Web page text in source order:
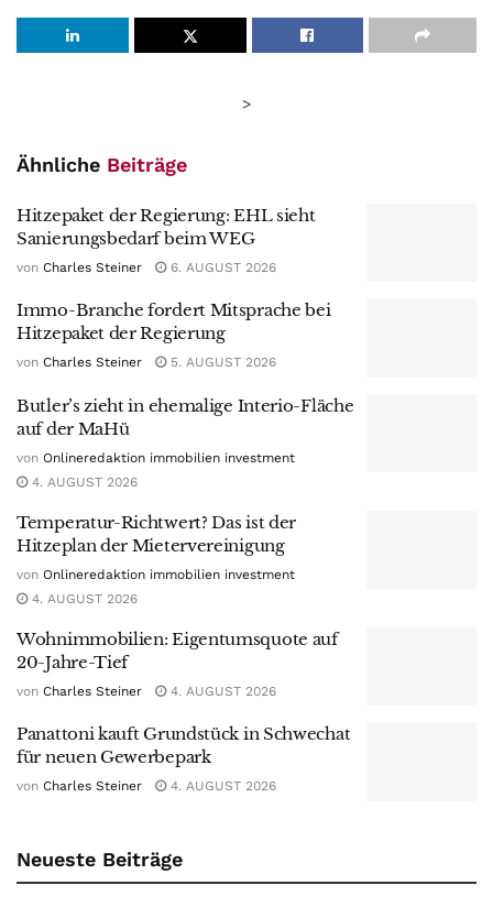
>
Ähnliche Beiträge
Hitzepaket der Regierung: EHL sieht
Sanierungsbedarf beim WEG
von Charles Steiner 6. AUGUST 2026
Immo-Branche fordert Mitsprache bei
Hitzepaket der Regierung
von Charles Steiner 5. AUGUST 2026
Butler’s zieht in ehemalige Interio-Fläche
auf der MaHü
von Onlineredaktion immobilien investment
4. AUGUST 2026
Temperatur-Richtwert? Das ist der
Hitzeplan der Mietervereinigung
von Onlineredaktion immobilien investment
4. AUGUST 2026
Wohnimmobilien: Eigentumsquote auf
20-Jahre-Tief
von Charles Steiner 4. AUGUST 2026
Panattoni kauft Grundstück in Schwechat
für neuen Gewerbepark
von Charles Steiner 4. AUGUST 2026
Neueste Beiträge